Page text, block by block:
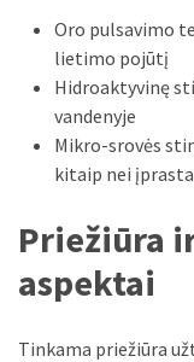
Oro pulsavimo
lietimo pojūtį
Hidroaktyvinę
vandenyje
Mikro-srovės
kitaip nei
Priežiūra
aspektai
Tinkama priežiūra